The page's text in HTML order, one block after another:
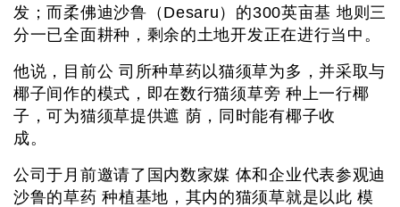
发；而柔佛迪沙鲁（Desaru）的300英亩基 地则三
分一已全面耕种，剩余的土地开发正在进行当中。
他说，目前公 司所种草药以猫须草为多，并采取与
椰子间作的模式，即在数行猫须草旁 种上一行椰
子，可为猫须草提供遮 荫，同时能有椰子收
成。
公司于月前邀请了国内数家媒 体和企业代表参观迪
沙鲁的草药 种植基地，其内的猫须草就是以此 模